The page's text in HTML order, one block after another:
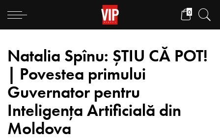
0
Natalia Spînu: ȘTIU CĂ POT!
| Povestea primului
Guvernator pentru
Inteligența Artificială din
Moldova